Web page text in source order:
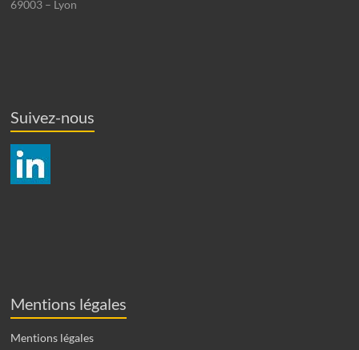
69003 – Lyon
Suivez-nous
Mentions légales
Mentions légales